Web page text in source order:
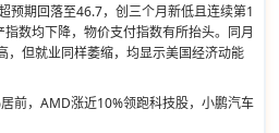
预期回落至46.7，创三个月新低且连续第1
数均下降，物价支付指数有所抬头。同月
但就业同样萎缩，均显示美国经济动能
前，AMD涨近10%领跑科技股，小鹏汽车